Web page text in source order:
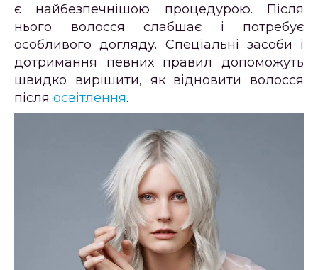
є найбезпечнішою процедурою. Після
нього волосся слабшає і потребує
особливого догляду. Спеціальні засоби і
дотримання певних правил допоможуть
швидко вирішити, як відновити волосся
після освітлення.